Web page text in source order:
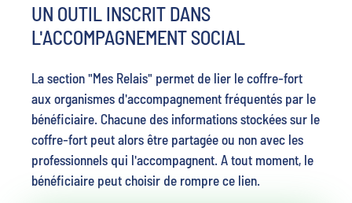
UN OUTIL INSCRIT DANS
L'ACCOMPAGNEMENT SOCIAL
La section "Mes Relais" permet de lier le coffre-fort
aux organismes d'accompagnement fréquentés par le
bénéficiaire. Chacune des informations stockées sur le
coffre-fort peut alors être partagée ou non avec les
professionnels qui l'accompagnent. A tout moment, le
bénéficiaire peut choisir de rompre ce lien.